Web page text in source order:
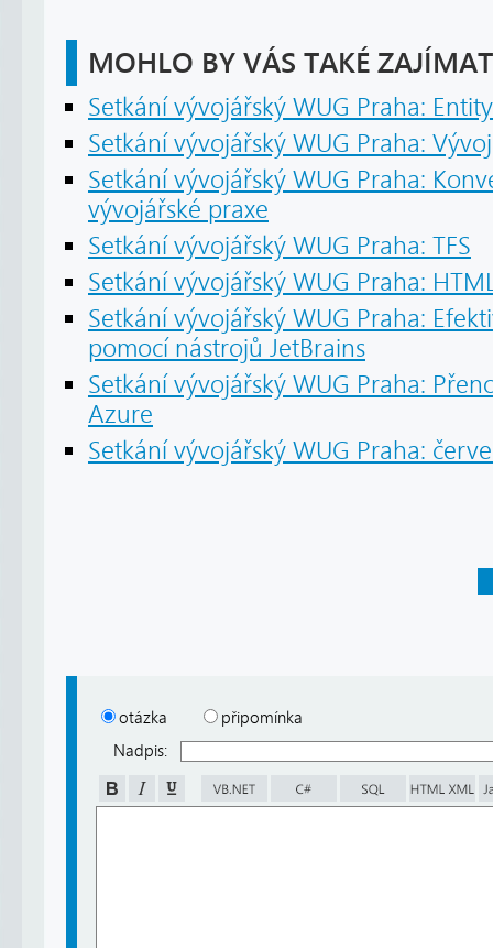
MOHLO BY VÁS TAKÉ ZAJÍMAT
Setkání vývojářský WUG Praha:
Setkání vývojářský WUG Praha:
Setkání vývojářský WUG Praha:
vývojářské praxe
Setkání vývojářský WUG Praha: TFS
Setkání vývojářský WUG Praha:
Setkání vývojářský WUG Praha:
pomocí nástrojů JetBrains
Setkání vývojářský WUG Praha:
Azure
Setkání vývojářský WUG Praha:
otázka
připomínka
Nadpis: